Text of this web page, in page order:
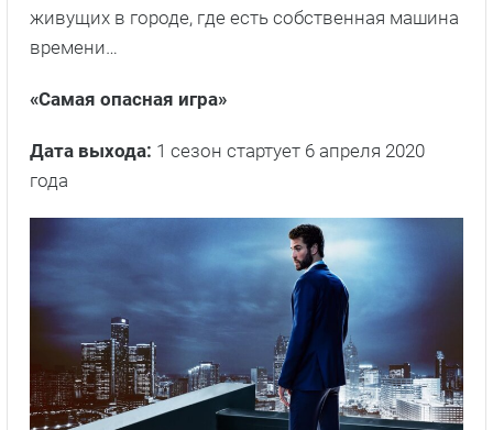
живущих в городе, где есть собственная машина
времени…
«Самая опасная игра»
Дата выхода: 1 сезон стартует 6 апреля 2020
года